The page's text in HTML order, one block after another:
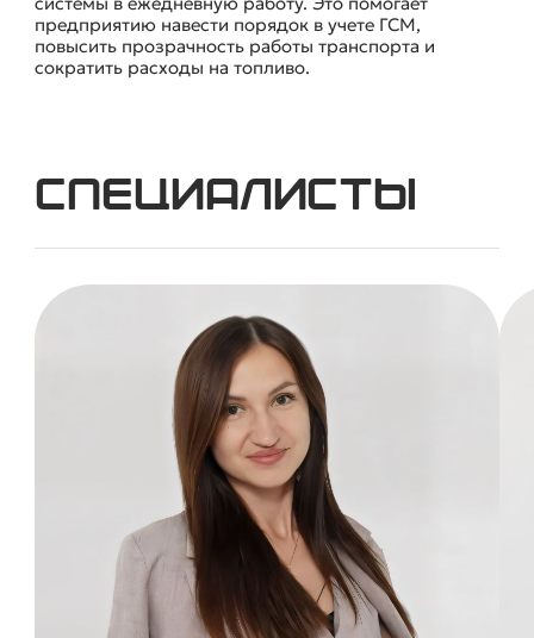
предприятию навести порядок в учете ГСМ,
повысить прозрачность работы транспорта и
сократить расходы на топливо.
Специалисты